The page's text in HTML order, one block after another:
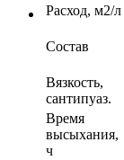
Расход, м2/л
Cостав
Вязкость,
сантипуаз.
Время
высыхания,
ч